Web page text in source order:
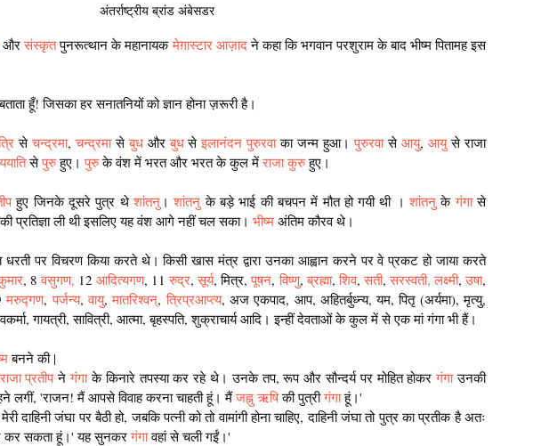
अंतर्राष्ट्रीय ब्रांड अंबेसडर
और संस्कृत पुनरूत्थान के महानायक मेग़ास्टार आज़ाद ने कहा कि भगवान परशुराम के बाद भीष्म पितामह इस
हूँ! जिसका हर सनातनियों को ज्ञान होना ज़रूरी है।
से चन्द्रमा, चन्द्रमा से बुध और बुध से इलानंदन पुरुरवा का जन्म हुआ। पुरुरवा से आयु, आयु
से राजा
ययाति से पुरु हुए। पुरु के वंश में भरत और भरत के कुल में राजा कुरु हुए।
हुए जिनके दूसरे पुत्र थे शांतनु । शांतनु के बड़े भाई की बचपन में मौत हो गयी थी । शांतनु के गंगा
से
की प्रतिज्ञा ली थी इसलिए यह वंश आगे नहीं चल सका। भीष्म अंतिम कौरव थे।
पर विचरण किया करते थे। किसी खास मंत्र द्वारा उनका आह्वान करने पर वे प्रकट हो जाया करते
, 8 वसुगण, 12 आदित्यगण, 11 रुद्र, सूर्य, मित्र, पूषन, विष्णु, ब्रह्मा, शिव, सती, सरस्वती, लक्ष्मी, उषा
मरुद्गण, पर्जन्य, वायु, मातरिश्वन्, त्रिप्रआप्त्य, अज एकपाद, आप, अहितर्बुध्न्य, यम, पितृ (अर्यमा), मृत्यु,
गायत्री, सावित्री, आत्मा, बृहस्पति, शुक्राचार्य आदि। इन्हीं देवताओं के कुल में से एक मां गंगा भी हैं।
बनने की |
प्रतीप ने गंगा के किनारे तपस्या कर रहे थे। उनके तप, रूप और सौन्दर्य पर मोहित होकर गंगा उनकी
लगीं, 'राजन! मैं आपसे विवाह करना चाहती हूं। मैं जह्नु ऋषि की पुत्री गंगा हूं।'
दाहिनी जंघा पर बैठी हो, जबकि पत्नी को तो वामांगी होना चाहिए, दाहिनी जंघा तो पुत्र का प्रतीक है अतः
कर सकता हूं।' यह सुनकर गंगा वहां से चली गईं।'